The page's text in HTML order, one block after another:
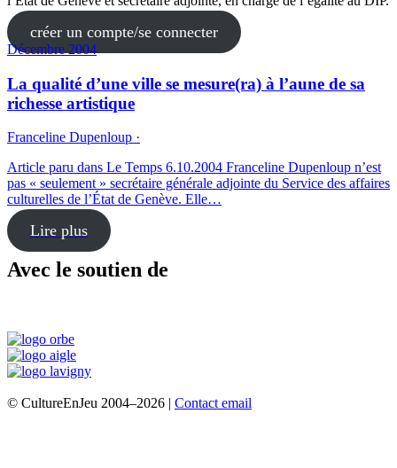
créer un compte/se connecter
Décembre 2004
La qualité d’une ville se mesure(ra) à l’aune de sa
richesse artistique
Franceline Dupenloup ·
Article paru dans Le Temps 6.10.2004 Franceline Dupenloup n’est
pas « seulement » secrétaire générale adjointe du Service des affaires
culturelles de l’État de Genève. Elle…
Lire plus
Avec le soutien de
© CultureEnJeu 2004–2026 | Contact email